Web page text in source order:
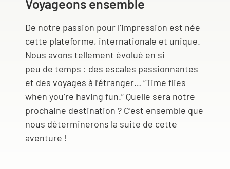
Voyageons ensemble
De notre passion pour l’impression est née
cette plateforme, internationale et unique.
Nous avons tellement évolué en si
peu de temps : des escales passionnantes
et des voyages à l’étranger… “Time flies
when you’re having fun.” Quelle sera notre
prochaine destination ? C’est ensemble que
nous déterminerons la suite de cette
aventure !